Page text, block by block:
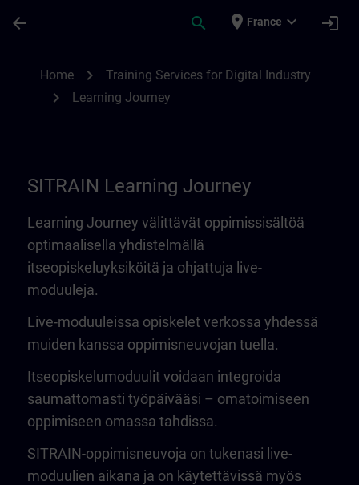
arrow_back search place France expand_more login
Home chevron_right Training Services for Digital Industry
chevron_right Learning Journey
SITRAIN Learning Journey
Learning Journey välittävät oppimissisältöä
optimaalisella yhdistelmällä
itseopiskeluyksiköitä ja ohjattuja live-
moduuleja.
Live-moduuleissa opiskelet verkossa yhdessä
muiden kanssa oppimisneuvojan tuella.
Itseopiskelumoduulit voidaan integroida
saumattomasti työpäivääsi – omatoimiseen
oppimiseen omassa tahdissa.
SITRAIN-oppimisneuvoja on tukenasi live-
moduulien aikana ja on käytettävissä myös